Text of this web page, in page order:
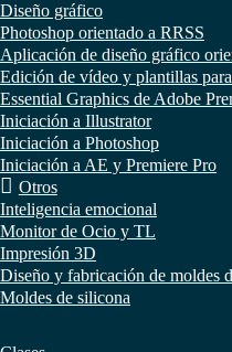
Diseño gráfico
Photoshop orientado a RRSS
Aplicación de diseño gráfico
Edición de vídeo y plantillas
Essential Graphics de Adobe
Iniciación a Illustrator
Iniciación a Photoshop
Iniciación a AE y Premiere Pro
Otros
Inteligencia emocional
Monitor de Ocio y TL
Impresión 3D
Diseño y fabricación de moldes
Moldes de silicona